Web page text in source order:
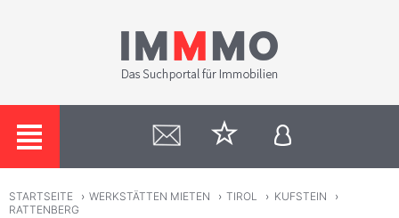
STARTSEITE › WERKSTÄTTEN MIETEN › TIROL › KUFSTEIN
›
RATTENBERG